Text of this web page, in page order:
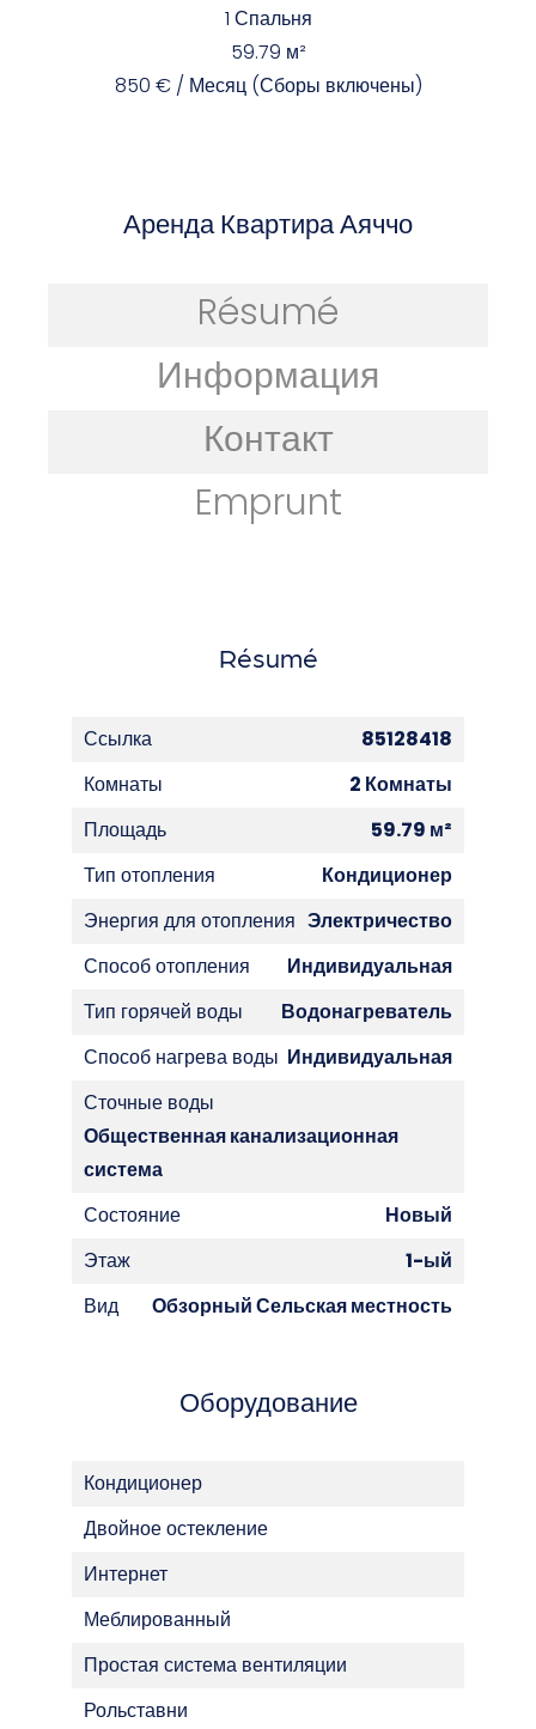
1 Спальня
59.79 м²
850 € / Месяц (Сборы включены)
Аренда Квартира Аяччо
Résumé
Информация
Контакт
Emprunt
Résumé
Ссылка
85128418
Комнаты
2 Комнаты
Площадь
59.79 м²
Тип отопления
Кондиционер
Энергия для отопления Электричество
Способ отопления
Индивидуальная
Тип горячей воды
Водонагреватель
Способ нагрева воды Индивидуальная
Сточные воды
Общественная канализационная
система
Состояние
Новый
Этаж
1-ый
Вид
Обзорный Сельская местность
Оборудование
Кондиционер
Двойное остекление
Интернет
Меблированный
Простая система вентиляции
Рольставни